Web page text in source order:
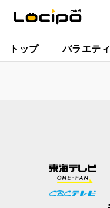
トップ バラエティ